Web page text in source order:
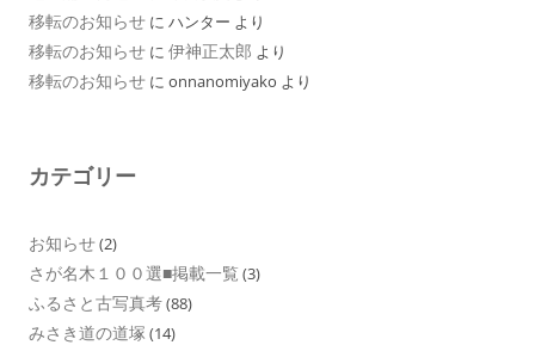
移転のお知らせ に ハンター より
移転のお知らせ に 伊神正太郎 より
移転のお知らせ に onnanomiyako より
カテゴリー
お知らせ(2)
さが名木１００選■掲載一覧 (3)
ふるさと古写真考(88)
みさき道の道塚 (14)